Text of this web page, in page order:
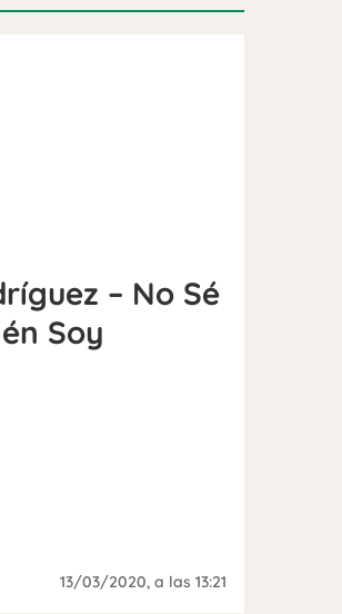
– No Sé
Soy
13/03/2020, a las 13:21